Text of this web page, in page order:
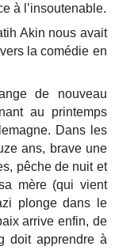
à l’insoutenable.
Akin nous avait
la comédie en
de nouveau
au printemps
Dans les
ans, brave une
pêche de nuit et
mère (qui vient
plonge dans le
arrive enfin, de
doit apprendre à